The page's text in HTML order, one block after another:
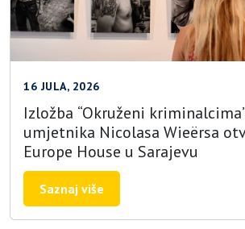
16 JULA, 2026
Izložba “Okruženi
umjetnika Nicolasa Wieërsa
Europe House u Sarajevu
Saznaj više